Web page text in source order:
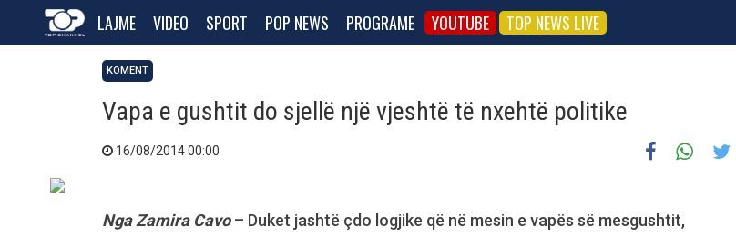
LAJME VIDEO SPORT POP NEWS PROGRAME YOUTUBE TOP NEWS LIVE
KOMENT
Vapa e gushtit do sjellë një vjeshtë të nxehtë politike
16/08/2014 00:00
Nga Zamira Cavo– Duket jashtë çdo logjike që në mesin e vapës së mesgushtit,